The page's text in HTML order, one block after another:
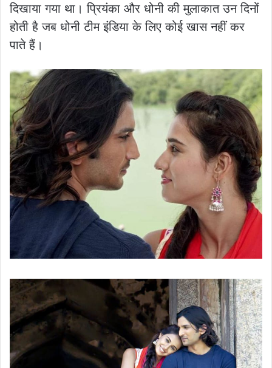
दिखाया गया था। प्रियंका और धोनी की मुलाकात उन दिनों
होती है जब धोनी टीम इंडिया के लिए कोई खास नहीं कर
पाते हैं।